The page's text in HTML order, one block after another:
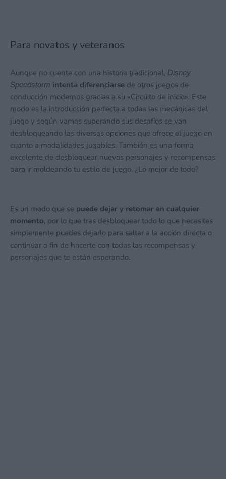
Para novatos y veteranos
Aunque no cuente con una historia tradicional, Disney
Speedstorm intenta diferenciarse de otros juegos de
conducción modernos gracias a su «Circuito de inicio». Este
modo es la introducción perfecta a todas las mecánicas del
juego y según vamos superando sus desafíos se van
desbloqueando las diversas opciones que ofrece el juego en
cuanto a modalidades jugables. También es una forma
excelente de desbloquear nuevos personajes y recompensas
para ir moldeando tu estilo de juego. ¿Lo mejor de todo?
Es un modo que se puede dejar y retomar en cualquier
momento, por lo que tras desbloquear todo lo que necesites
simplemente puedes dejarlo para saltar a la acción directa o
continuar a fin de hacerte con todas las recompensas y
personajes que te están esperando.